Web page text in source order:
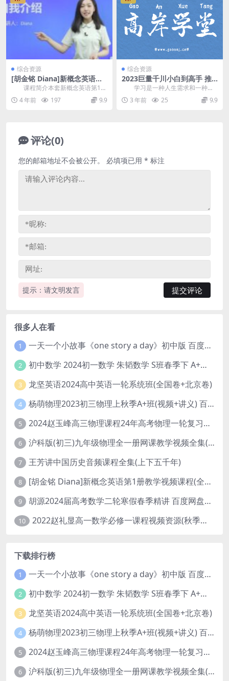
综合资源
[胡金铭 Diana]新概念英语第1
册教学视频课程(全集 百度网
盘下载)
课程简介本套新概念英语第1册
教学视频课程，由美女英语教师胡
金铭(Diana)...
4 年前 197 9.9
综合资源
2023巨量千川小白到高手 推
广逻辑 计划搭建 搭建思路等
(教程+图文+配套)
学习是一种人生需求和一种态
度。只有不断学习，及时“充电”，才
能做到“百毒不侵...
3 年前 25 9.9
评论(0)
提示：请文明发言
您的邮箱地址不会被公开。 必填项已用 * 标注
很多人在看
1 一天一个小故事《one story a day》初中版 百度网盘分享下载
2 初中数学 2024初一数学 朱韬数学 S班春季下 A+班春季下 百度云网盘
3 龙坚英语2024高中英语一轮系统班(全国卷+北京卷)
4 杨萌物理2023初三物理上秋季A+班(视频+讲义) 百度网盘分享
5 2024赵玉峰高三物理课程24年高考物理一轮复习网课教程
6 沪科版(初三)九年级物理全一册网课教学视频全集(录播版 杜春雨 66讲)
7 王芳讲中国历史音频课程全集(上下五千年)
8 [胡金铭 Diana]新概念英语第1册教学视频课程(全集 百度网盘下载)
9 胡源2024届高考数学二轮寒假春季精讲 百度网盘分享
10 2022赵礼显高一数学必修一课程视频资源(秋季班 含讲义)百度网盘云
下载排行榜
1 一天一个小故事《one story a day》初中版 百度网盘分享下载
2 初中数学 2024初一数学 朱韬数学 S班春季下 A+班春季下 百度云网盘
3 龙坚英语2024高中英语一轮系统班(全国卷+北京卷)
4 杨萌物理2023初三物理上秋季A+班(视频+讲义) 百度网盘分享
5 2024赵玉峰高三物理课程24年高考物理一轮复习网课教程
6 沪科版(初三)九年级物理全一册网课教学视频全集(录播版 杜春雨 66讲)